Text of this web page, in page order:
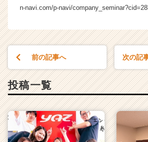
ベ
ャ
業
ら
ス
カ
n-navi.com/p-navi/
前の記事へ 次の記
投稿一覧